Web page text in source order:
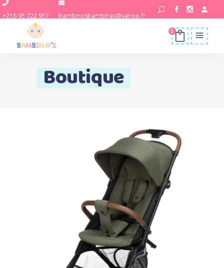
+216 95 222 957 bambinosbambinas@yahoo.fr
0
Boutique